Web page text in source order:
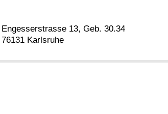
Engesserstrasse 13, Geb. 30.34
76131 Karlsruhe